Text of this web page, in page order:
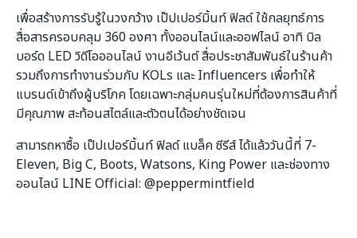
เพื่อสร้างการรับรู้ในวงกว้าง เป๊ปเปอร์มิ้นท์ ฟิลด์ ใช้กลยุทธ์การ
สื่อสารครอบคลุม 360 องศา ทั้งออนไลน์และออฟไลน์ อาทิ บิล
บอร์ด LED วิดีโอออนไลน์ งานอีเว้นต์ สื่อประชาสัมพันธ์ในร้านค้า
รวมถึงการทำงานร่วมกับ KOLs และ Influencers เพื่อทำให้
แบรนด์เข้าถึงผู้บริโภค โดยเฉพาะกลุ่มคนรุ่นใหม่ที่ต้องการสินค้าที่
มีคุณภาพ สะท้อนสไตล์และตัวตนได้อย่างชัดเจน
สามารถหาซื้อ เป๊ปเปอร์มิ้นท์ ฟิลด์ แบล็ค ซีรีส์ ได้แล้ววันนี้ที่ 7-
Eleven, Big C, Boots, Watsons, King Power และช่องทาง
ออนไลน์ LINE Official: @peppermintfield